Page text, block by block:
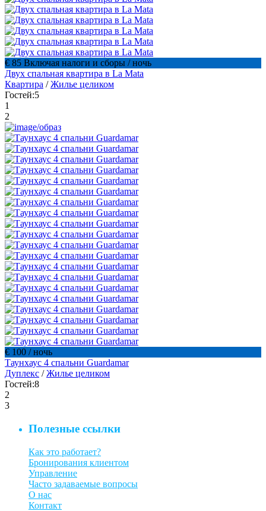
€ 85 Включая налоги и сборы / ночь
Двух спальная квартира в La Mata
Квартира /Жилье целиком
Гостей:5
1
2
€ 100 / ночь
Таунхаус 4 спальни Guardamar
Дуплекс /Жилье целиком
Гостей:8
2
3
Полезные ссылки
Как это работает?
Бронирования клиентом
Управление
Часто задаваемые вопросы
О нас
Контакт